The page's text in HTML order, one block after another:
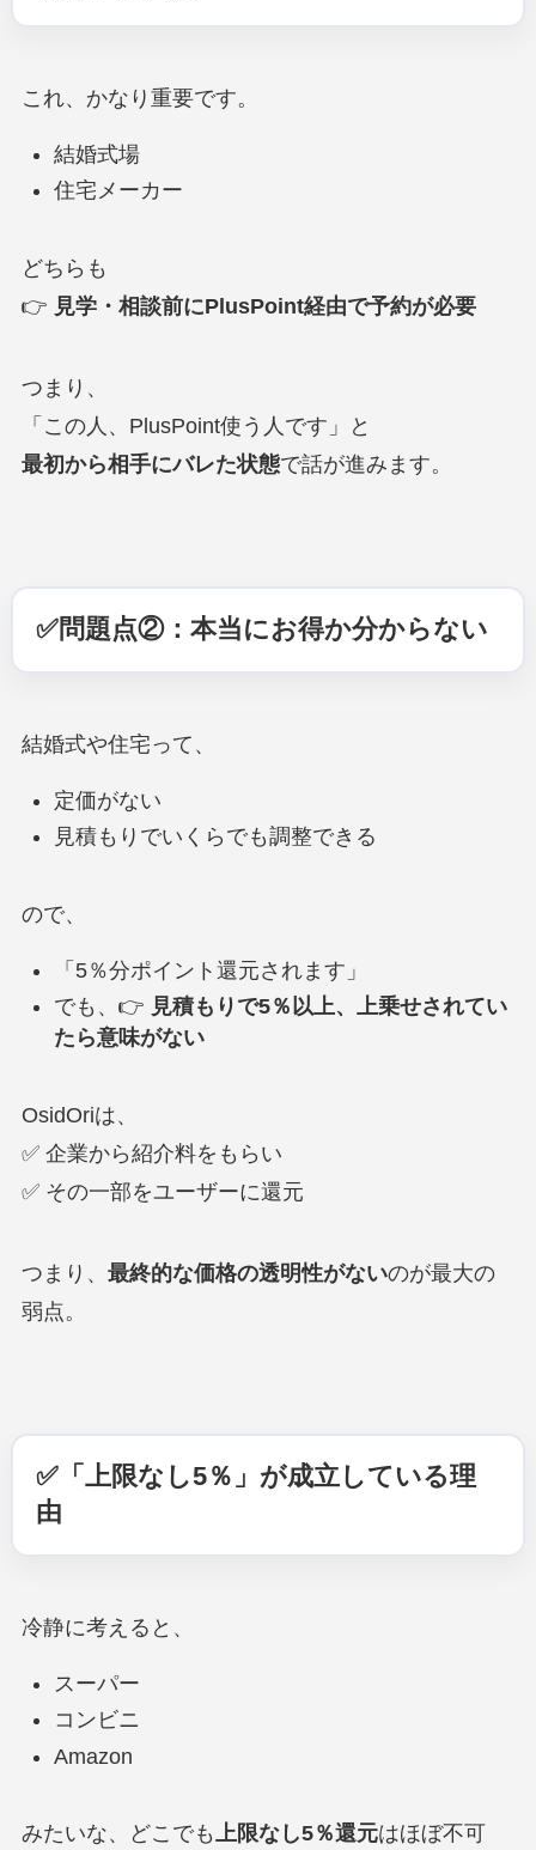
これ、かなり重要です。
結婚式場
住宅メーカー
どちらも
👉 見学・相談前にPlusPoint経由で予約が必要
つまり、
「この人、PlusPoint使う人です」と
最初から相手にバレた状態で話が進みます。
✅問題点②：本当にお得か分からない
結婚式や住宅って、
定価がない
見積もりでいくらでも調整できる
ので、
「5％分ポイント還元されます」
でも、👉 見積もりで5％以上、上乗せされてい
たら意味がない
OsidOriは、
✅ 企業から紹介料をもらい
✅ その一部をユーザーに還元
つまり、 最終的な価格の透明性がないのが最大の
弱点。
✅「上限なし5％」が成立している理
由
冷静に考えると、
スーパー
コンビニ
Amazon
みたいな、どこでも上限なし5％還元はほぼ不可